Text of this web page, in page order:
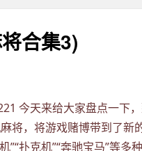
合集3)
今天来给大家盘点一下
将，将游戏赌博带到了新
”“扑克机”“奔驰宝马”等多